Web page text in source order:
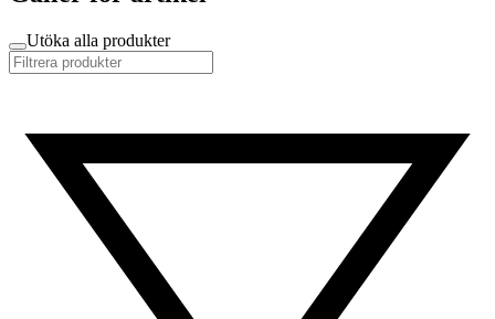
Utöka alla produkter